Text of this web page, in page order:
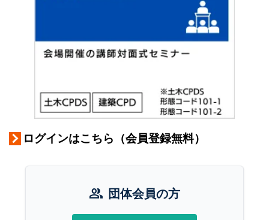
ログインはこちら（会員登録無料）
group 団体会員の方